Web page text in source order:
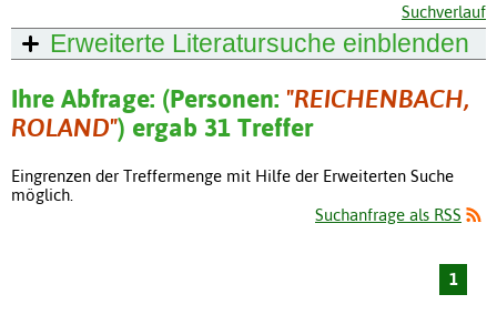
Suchverlauf
Erweiterte Literatursuche einblenden
Ihre Abfrage: (Personen: "REICHENBACH,
ROLAND") ergab 31 Treffer
Eingrenzen der Treffermenge mit Hilfe der Erweiterten Suche
möglich.
Suchanfrage als RSS
1